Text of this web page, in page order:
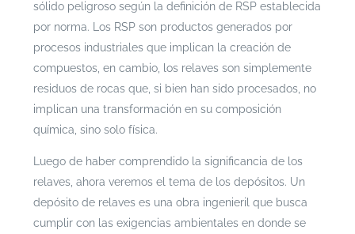
sólido peligroso según la definición de RSP establecida
por norma. Los RSP son productos generados por
procesos industriales que implican la creación de
compuestos, en cambio, los relaves son simplemente
residuos de rocas que, si bien han sido procesados, no
implican una transformación en su composición
química, sino solo física.
Luego de haber comprendido la significancia de los
relaves, ahora veremos el tema de los depósitos. Un
depósito de relaves es una obra ingenieril que busca
cumplir con las exigencias ambientales en donde se